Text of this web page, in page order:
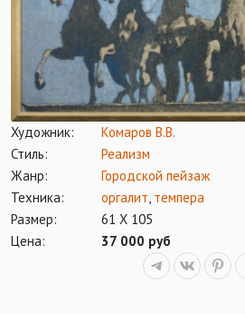
Художник:
Комаров В.В.
Стиль:
Реализм
Жанр:
Городской пейзаж
Техника:
оргалит, темпера
Размер:
61 Х 105
Цена:
37 000 руб